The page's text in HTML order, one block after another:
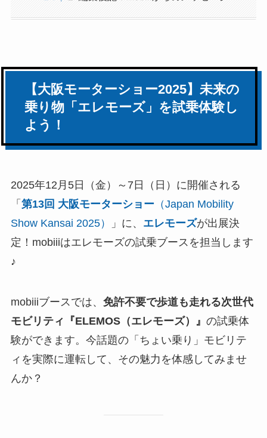
【大阪モーターショー2025】未来の
乗り物「エレモーズ」を試乗体験し
よう！
2025年12月5日（金）～7日（日）に開催される
「 第13回 大阪モーターショー（Japan Mobility
Show Kansai 2025）
」に、 エレモーズが出展決
定！mobiiiはエレモーズの試乗ブースを担当します
♪
mobiiiブースでは、 免許不要で歩道も走れる次世代
モビリティ『ELEMOS（エレモーズ）』 の試乗体
験ができます。今話題の「ちょい乗り」モビリテ
ィを実際に運転して、その魅力を体感してみませ
んか？